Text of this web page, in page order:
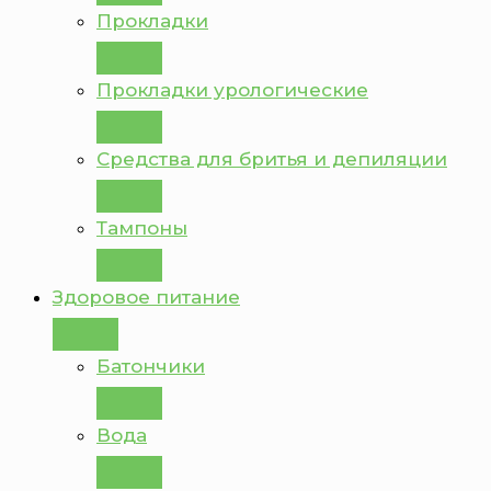
Прокладки
Прокладки урологические
Средства для бритья и депиляции
Тампоны
Здоровое питание
Батончики
Вода